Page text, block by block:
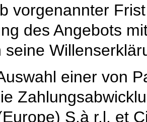
vorgenannter
des Angebots
seine
einer von
S.à r.l. et